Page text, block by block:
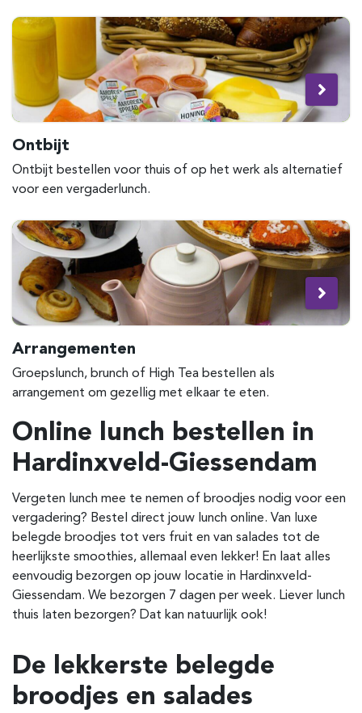
Ontbijt
Ontbijt bestellen voor thuis of op het werk als alternatief
voor een vergaderlunch.
Arrangementen
Groepslunch, brunch of High Tea bestellen als
arrangement om gezellig met elkaar te eten.
Online lunch bestellen in
Hardinxveld-Giessendam
Vergeten lunch mee te nemen of broodjes nodig voor een
vergadering? Bestel direct jouw lunch online. Van luxe
belegde broodjes tot vers fruit en van salades tot de
heerlijkste smoothies, allemaal even lekker! En laat alles
eenvoudig bezorgen op jouw locatie in Hardinxveld-
Giessendam. We bezorgen 7 dagen per week. Liever lunch
thuis laten bezorgen? Dat kan natuurlijk ook!
De lekkerste belegde
broodjes en salades